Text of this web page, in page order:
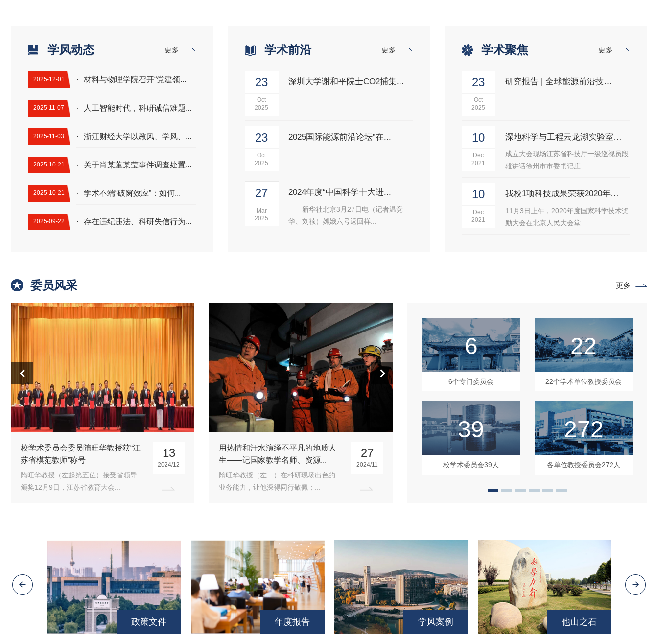
更多
学风动态
2025-12-01 · 材料与物理学院召开“党建领...
2025-11-07 · 人工智能时代，科研诚信难题...
2025-11-03 · 浙江财经大学以教风、学风、...
2025-10-21 · 关于肖某董某莹事件调查处置...
2025-10-21 · 学术不端“破窗效应”：如何...
2025-09-22 · 存在违纪违法、科研失信行为...
更多
学术前沿
23
Oct
2025
深圳大学谢和平院士CO2捕集...
23
Oct
2025
2025国际能源前沿论坛”在...
27
Mar
2025
2024年度“中国科学十大进...
新华社北京3月27日电（记者温竞
华、刘祯）嫦娥六号返回样...
更多
学术聚焦
23
Oct
2025
研究报告 | 全球能源前沿技…
10
Dec
2021
深地科学与工程云龙湖实验室…
成立大会现场江苏省科技厅一级巡视员段
雄讲话徐州市市委书记庄…
10
Dec
2021
我校1项科技成果荣获2020年…
11月3日上午，2020年度国家科学技术奖
励大会在北京人民大会堂…
更多
委员风采
用热情和汗水演绎不平凡的地质人
生——记国家教学名师、资源...
隋旺华教授（左一）在科研现场出色的
业务能力，让他深得同行敬佩；...
27
2024/11
“炭”究筛选技术，守护“煤”好生态
——记全国矿物加工专家...
“富煤、贫油、少气”的能源特点，造成
我国长期以煤炭为主的能源消...
05
2023/09
让煤更加“清洁”——记全国矿物加
工专家、中国矿业大学教授...
13
2023/01
以德树人
秀研究生导
13
科学研究委员会13人
13
教师聘任评价委员会13人
11
学术道德委员会11人
6
6个专门委员会
39
校学术委员会39人
22
22个学术单位教授委员会
272
各单位教授委员会272人
政策文件 年度报告 学风案例 他山之石